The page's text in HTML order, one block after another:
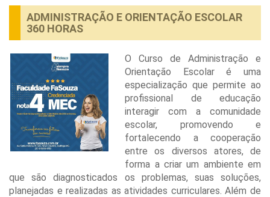
ADMINISTRAÇÃO E ORIENTAÇÃO ESCOLAR
360 HORAS
O Curso de Administração e
Orientação Escolar é uma
especialização que permite ao
profissional de educação
interagir com a comunidade
escolar, promovendo e
fortalecendo a cooperação
entre os diversos atores, de
forma a criar um ambiente em
que são diagnosticados os problemas, suas soluções,
planejadas e realizadas as atividades curriculares. Além de